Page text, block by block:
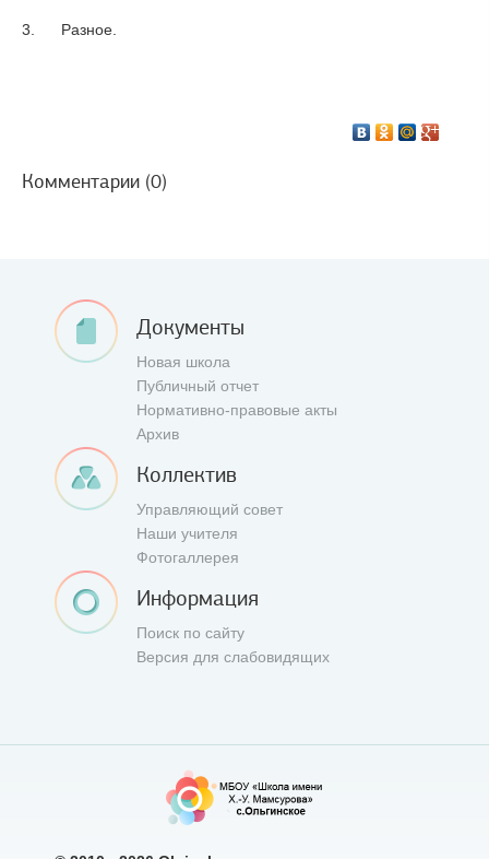
3. Разное.
Комментарии (0)
Документы
Новая школа
Публичный отчет
Нормативно-правовые акты
Архив
Коллектив
Управляющий совет
Наши учителя
Фотогаллерея
Информация
Поиск по сайту
Версия для слабовидящих